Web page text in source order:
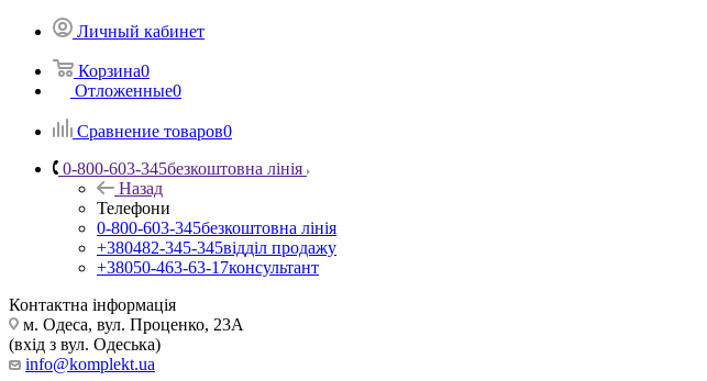
Личный кабинет
Корзина0
Отложенные0
Сравнение товаров0
0-800-603-345безкоштовна лінія
Назад
Телефони
0-800-603-345безкоштовна лінія
+380482-345-345відділ продажу
+38050-463-63-17консультант
Контактна інформація
м. Одеса, вул. Проценко, 23А
(вхід з вул. Одеська)
info@komplekt.ua